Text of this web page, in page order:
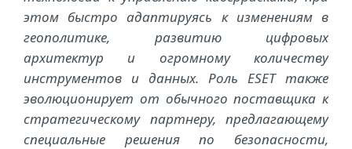
этом быстро адаптируясь к изменениям в
геополитике, развитию цифровых
архитектур и огромному количеству
инструментов и данных. Роль ESET также
эволюционирует от обычного поставщика к
стратегическому партнеру, предлагающему
специальные решения по безопасности,